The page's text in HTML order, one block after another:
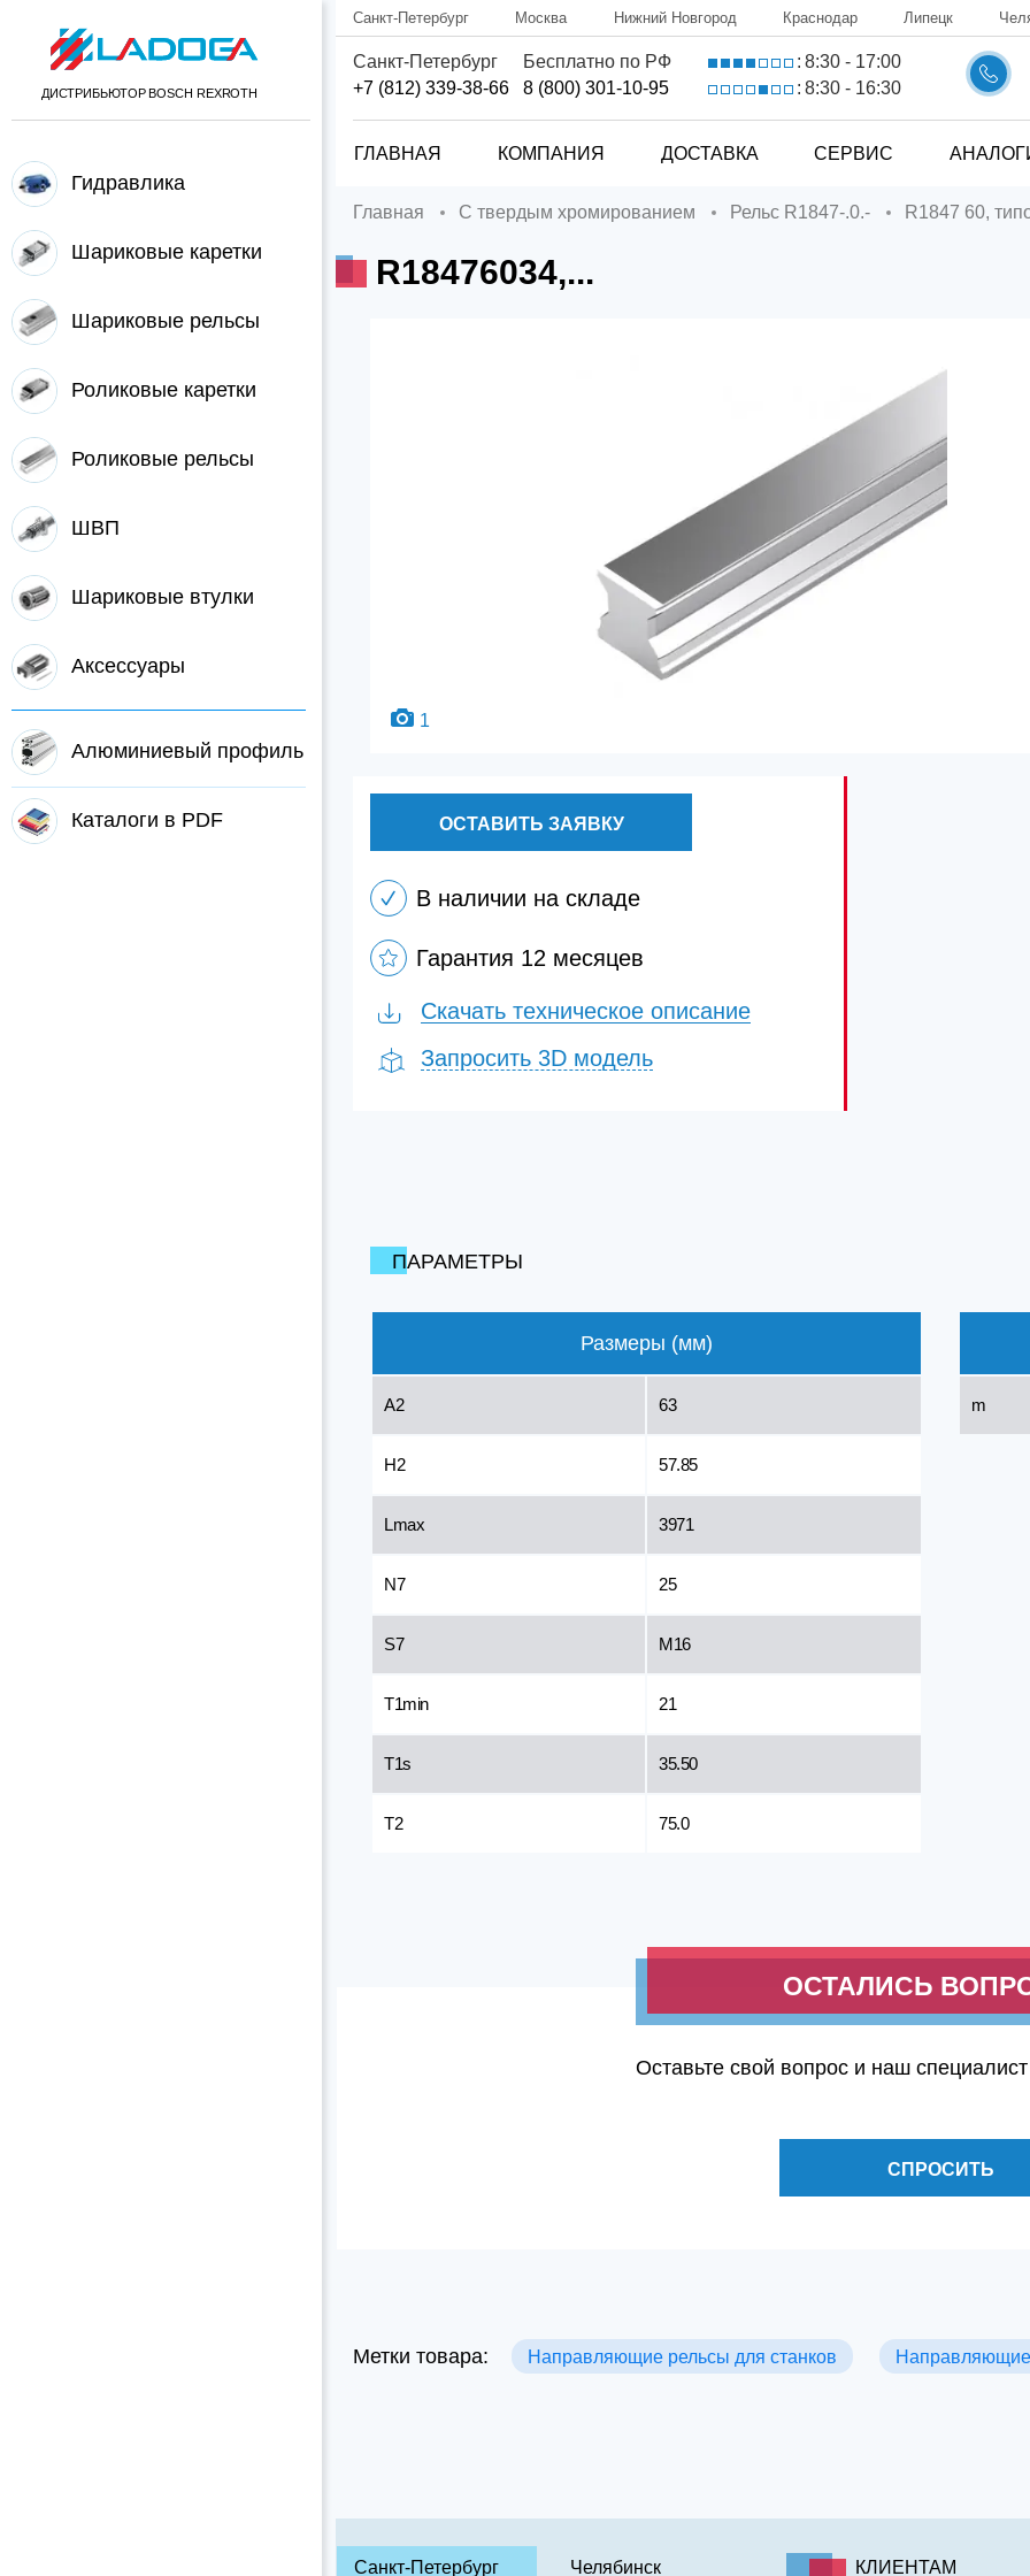
ДИСТРИБЬЮТОР BOSCH REXROTH
Гидравлика
Шариковые каретки
Шариковые рельсы
Роликовые каретки
Роликовые рельсы
ШВП
Шариковые втулки
Аксессуары
Алюминиевый профиль
Каталоги в PDF
Санкт-Петербург Москва Нижний Новгород Краснодар Липецк
Санкт-Петербург
+7 (812) 339-38-66
Бесплатно по РФ
8 (800) 301-10-95
: 8:30 - 17:00
: 8:30 - 16:30
ГЛАВНАЯ КОМПАНИЯ ДОСТАВКА СЕРВИС
Главная С твердым хромированием Рельс R1847-.0.- R1847 60,
R18476034,...
1
ОСТАВИТЬ ЗАЯВКУ
В наличии на складе
Гарантия 12 месяцев
Скачать техническое описание
Запросить 3D модель
ПАРАМЕТРЫ
Размеры (мм)
A2 63
H2 57.85
Lmax 3971
N7 25
S7 М16
T1min 21
T1s 35.50
T2 75.0
m
ОСТАЛИСЬ
Оставьте свой вопрос и наш
СПРОСИТЬ
Метки товара: Направляющие рельсы для станков Направляющие
Санкт-Петербург Челябинск КЛИЕНТАМ